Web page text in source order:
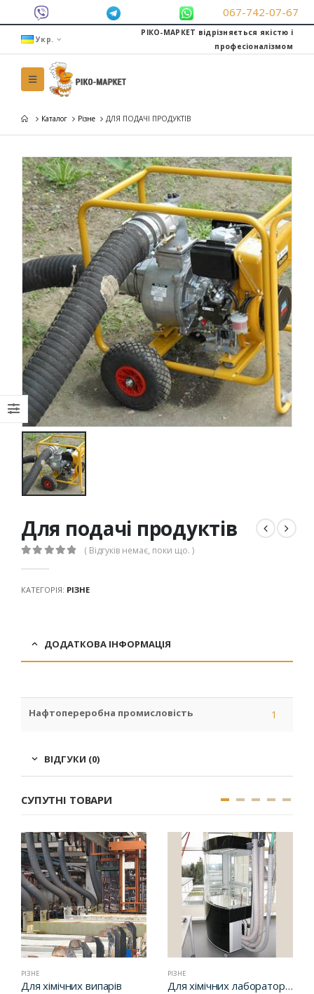
067-742-07-67
Укр.
РІКО-МАРКЕТ відрізняється якістю і
професіоналізмом
Каталог Різне ДЛЯ ПОДАЧІ ПРОДУКТІВ
Для подачі продуктів
( Відгуків немає, поки що. )
КАТЕГОРІЯ: РІЗНЕ
ДОДАТКОВА ІНФОРМАЦІЯ
Нафтопереробна промисловість 1
ВІДГУКИ (0)
СУПУТНІ ТОВАРИ
РІЗНЕ
Для хімічних випарів
РІЗНЕ
Для хімічних лабораторій